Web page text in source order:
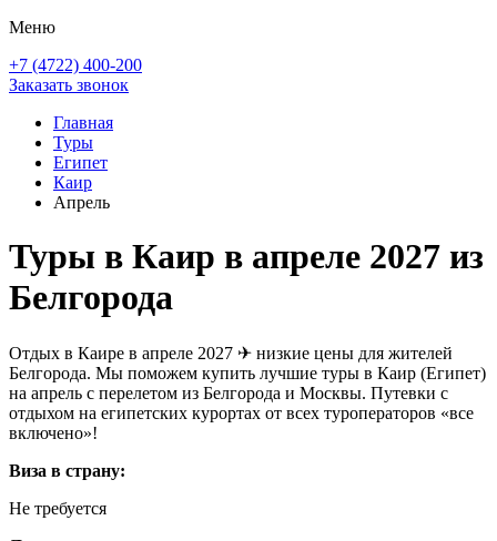
Меню
+7 (4722) 400-200
Заказать звонок
Главная
Туры
Египет
Каир
Апрель
Туры в Каир в апреле 2027 из
Белгорода
Отдых в Каире в апреле 2027 ✈ низкие цены для жителей
Белгорода. Мы поможем купить лучшие туры в Каир (Египет)
на апрель с перелетом из Белгорода и Москвы. Путевки с
отдыхом на египетских курортах от всех туроператоров «все
включено»!
Виза в страну:
Не требуется